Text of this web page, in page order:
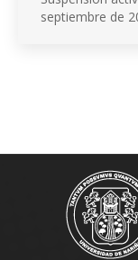
septiembre de